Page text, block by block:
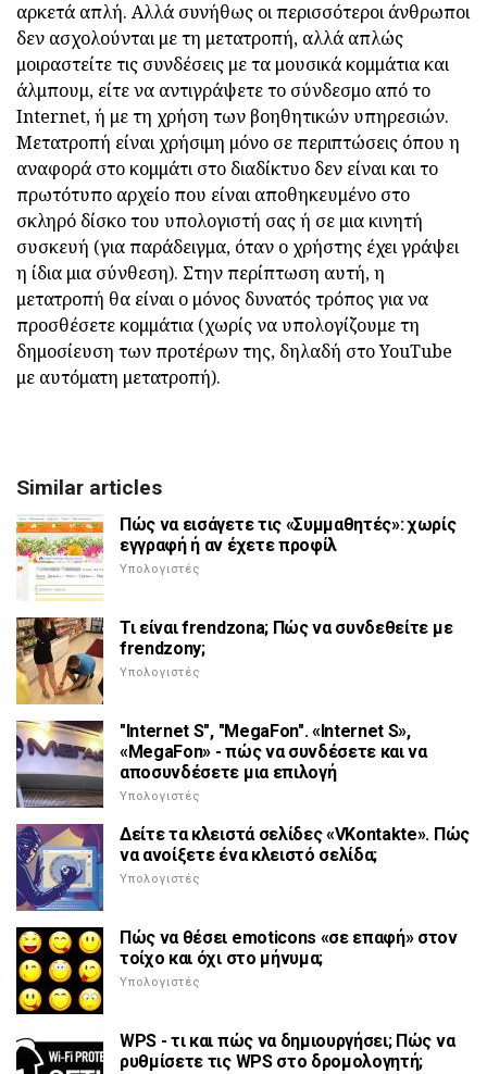
αρκετά απλή. Αλλά συνήθως οι περισσότεροι άνθρωποι
δεν ασχολούνται με τη μετατροπή, αλλά απλώς
μοιραστείτε τις συνδέσεις με τα μουσικά κομμάτια και
άλμπουμ, είτε να αντιγράψετε το σύνδεσμο από το
Internet, ή με τη χρήση των βοηθητικών υπηρεσιών.
Μετατροπή είναι χρήσιμη μόνο σε περιπτώσεις όπου η
αναφορά στο κομμάτι στο διαδίκτυο δεν είναι και το
πρωτότυπο αρχείο που είναι αποθηκευμένο στο
σκληρό δίσκο του υπολογιστή σας ή σε μια κινητή
συσκευή (για παράδειγμα, όταν ο χρήστης έχει γράψει
η ίδια μια σύνθεση). Στην περίπτωση αυτή, η
μετατροπή θα είναι ο μόνος δυνατός τρόπος για να
προσθέσετε κομμάτια (χωρίς να υπολογίζουμε τη
δημοσίευση των προτέρων της, δηλαδή στο YouTube
με αυτόματη μετατροπή).
Similar articles
Πώς να εισάγετε τις «Συμμαθητές»: χωρίς
εγγραφή ή αν έχετε προφίλ
Υπολογιστές
Τι είναι frendzona; Πώς να συνδεθείτε με
frendzony;
Υπολογιστές
"Internet S", "MegaFon". «Internet S»,
«MegaFon» - πώς να συνδέσετε και να
αποσυνδέσετε μια επιλογή
Υπολογιστές
Δείτε τα κλειστά σελίδες «VKontakte». Πώς
να ανοίξετε ένα κλειστό σελίδα;
Υπολογιστές
Πώς να θέσει emoticons «σε επαφή» στον
τοίχο και όχι στο μήνυμα;
Υπολογιστές
WPS - τι και πώς να δημιουργήσει; Πώς να
ρυθμίσετε τις WPS στο δρομολογητή;